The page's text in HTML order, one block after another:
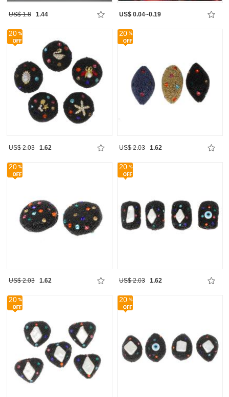
US$ 1.8 1.44 US$ 0.04~0.19
20
US$ 2.03 1.62
20
US$ 2.03 1.62
20
US$ 2.03 1.62
20
US$ 2.03 1.62
20 20